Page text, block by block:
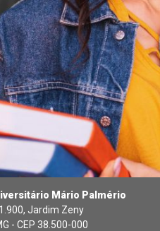
Mário Palmério
Jardim Zeny
- CEP 38.500-000